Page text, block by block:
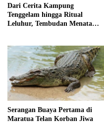
Dari Cerita Kampung
Tenggelam hingga Ritual
Leluhur, Tembudan Menata
Serangan Buaya Pertama di
Maratua Telan Korban Jiwa